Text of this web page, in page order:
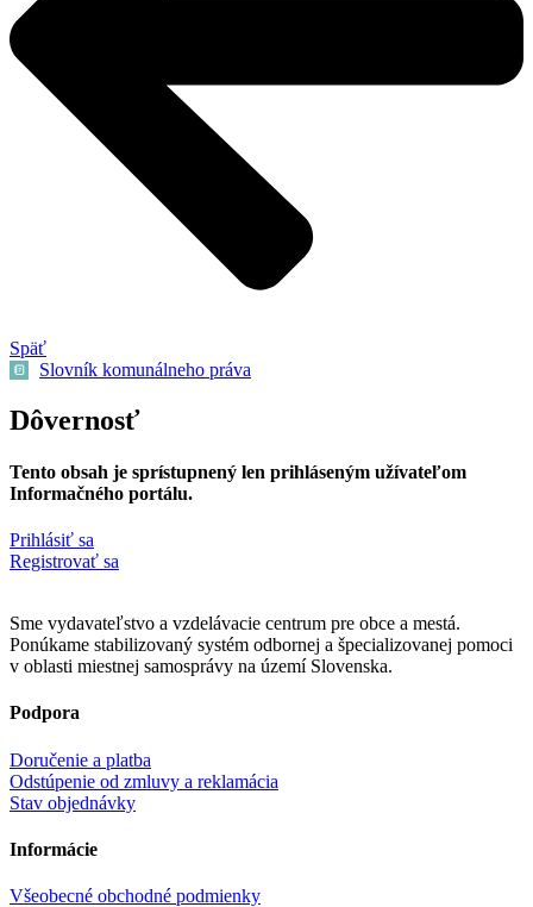
Späť
Slovník komunálneho práva
Dôvernosť
Tento obsah je sprístupnený len prihláseným užívateľom
Informačného portálu.
Prihlásiť sa
Registrovať sa
Sme vydavateľstvo a vzdelávacie centrum pre obce a mestá.
Ponúkame stabilizovaný systém odbornej a špecializovanej pomoci
v oblasti miestnej samosprávy na území Slovenska.
Podpora
Doručenie a platba
Odstúpenie od zmluvy a reklamácia
Stav objednávky
Informácie
Všeobecné obchodné podmienky